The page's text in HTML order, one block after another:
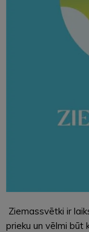
Ziemassvētki ir
prieku un vēlmi būt